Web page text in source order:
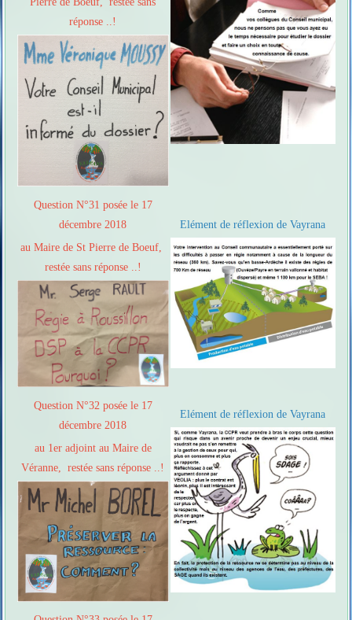
réponse ..!
Question N°31 posée le 17
décembre 2018
au Maire de St Pierre de Boeuf,
restée sans réponse ..!
Elément de réflexion de Vayrana
Question N°32 posée le 17
décembre 2018
au 1er adjoint au Maire de
Véranne, restée sans réponse ..!
Elément de réflexion de Vayrana